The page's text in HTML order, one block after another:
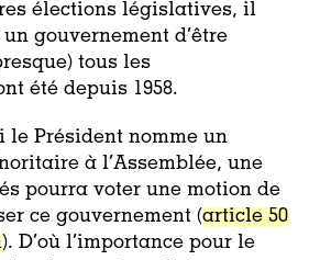
élections législatives, il
gouvernement d’être
tous les
été depuis 1958.
le Président nomme un
à l’Assemblée, une
pourra voter une motion de
ce gouvernement (article 50
). D’où l’importance pour le